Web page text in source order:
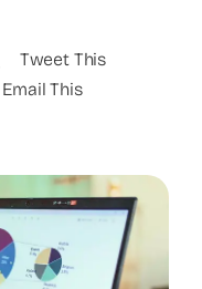
Tweet This
Email This